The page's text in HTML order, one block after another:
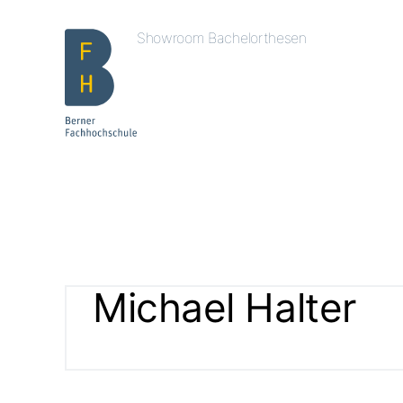
Showroom Bachelorthesen
Michael Halter